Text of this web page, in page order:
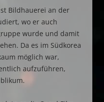
Bildhauerei an der
wo er auch
wurde und damit
Da es im Südkorea
möglich war,
aufzuführen,